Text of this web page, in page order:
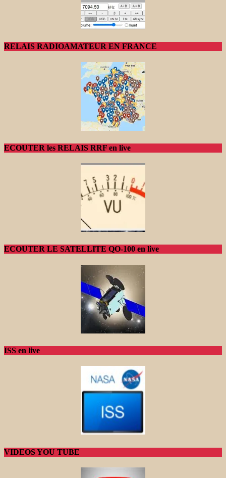
RELAIS RADIOAMATEUR EN FRANCE
ECOUTER les RELAIS RRF en live
ECOUTER LE SATELLITE QO-100 en live
ISS en live
VIDEOS YOU TUBE